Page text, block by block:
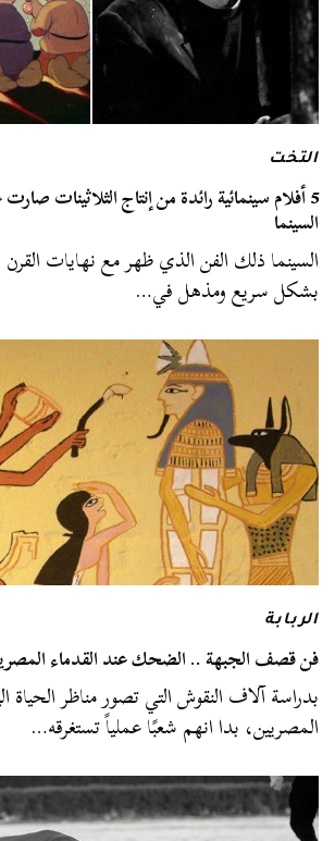
التخت
5 أفلام سينمائية رائدة من إنتاج الثلاثينات
السينما
السينما ذلك الفن الذي ظهر مع نهايات
بشكل سريع ومذهل في…
الربابة
فن قصف الجبهة .. الضحك عند القدماء
بدراسة آلاف النقوش التي تصور مناظر الحياة
المصريين، بدا انهم شعبًا عملياً تستغرقه…